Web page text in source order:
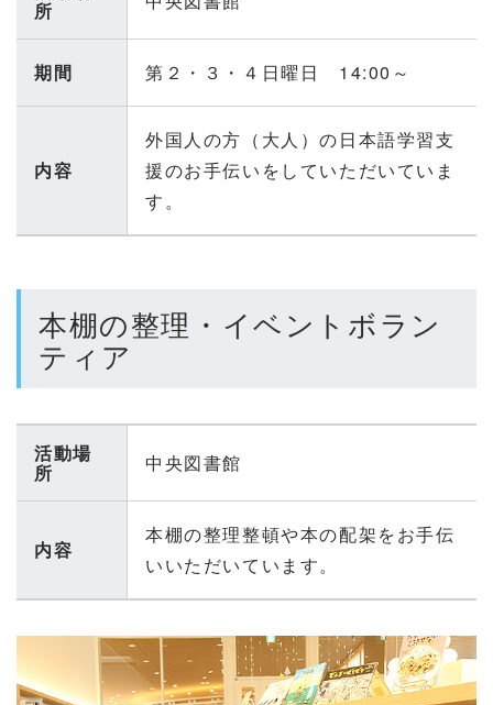
所
期間 第２・３・４日曜日 14:00～
内容
外国人の方（大人）の日本語学習支
援のお手伝いをしていただいていま
す。
本棚の整理・イベントボラン
ティア
活動場
所 中央図書館
内容
本棚の整理整頓や本の配架をお手伝
いいただいています。